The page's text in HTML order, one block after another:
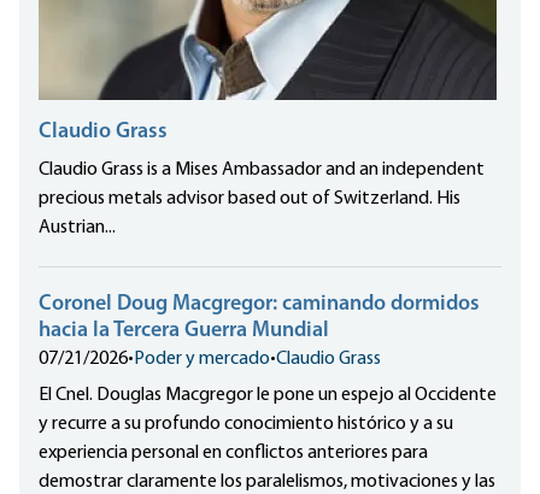
Claudio Grass
Claudio Grass is a Mises Ambassador and an independent
precious metals advisor based out of Switzerland. His
Austrian...
Coronel Doug Macgregor: caminando dormidos
hacia la Tercera Guerra Mundial
07/21/2026• Poder y mercado•Claudio Grass
El Cnel. Douglas Macgregor le pone un espejo al Occidente
y recurre a su profundo conocimiento histórico y a su
experiencia personal en conflictos anteriores para
demostrar claramente los paralelismos, motivaciones y las